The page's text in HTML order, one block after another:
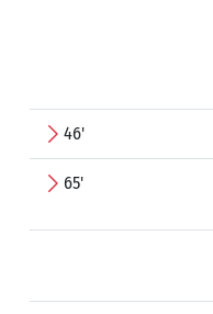
46'
65'